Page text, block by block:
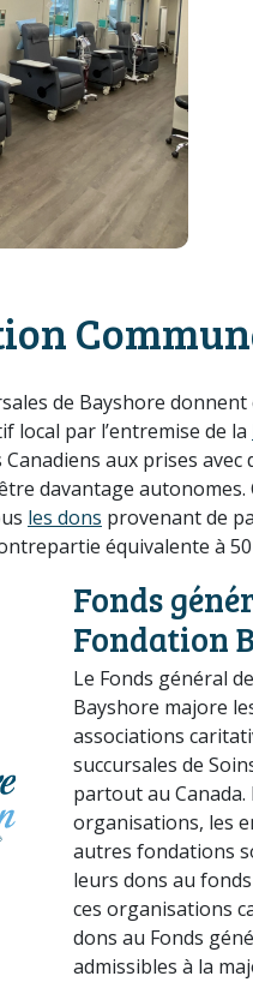
de Bayshore
local par l’entremise de la
aux prises
davantage
les dons provenant de
équivalente à 50
Fonds
Fondation
Le Fonds général
Bayshore majore
associations
succursales de
partout au
organisations, les
autres fondations
leurs dons au
ces organisations
dons au Fonds
admissibles à la